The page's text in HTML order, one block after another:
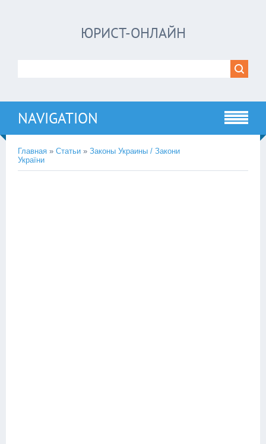
ЮРИСТ-ОНЛАЙН
NAVIGATION
Главная » Статьи » Законы Украины / Закони
України